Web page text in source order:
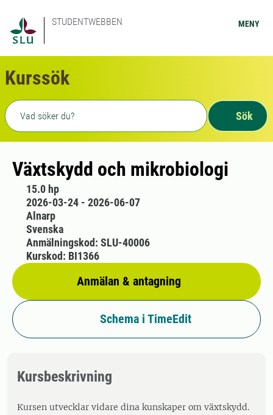
STUDENTWEBBEN MENY
Kurssök
Fritext sökning
Sök
Växtskydd och mikrobiologi
15.0 hp
2026-03-24 - 2026-06-07
Alnarp
Svenska
Anmälan & antagning
Anmälningskod: SLU-40006
Kurskod: BI1366
Schema i TimeEdit
Kursbeskrivning
Kursen utvecklar vidare dina kunskaper om växtskydd.